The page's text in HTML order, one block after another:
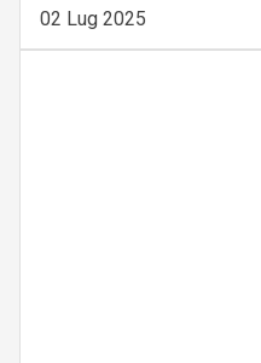
02 Lug 2025